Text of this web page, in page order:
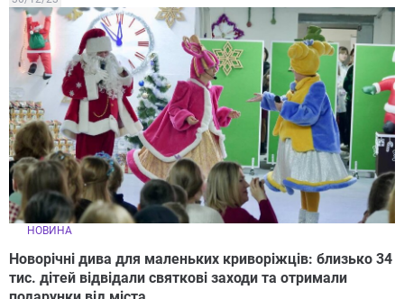
НОВИНА
Новорічні дива для маленьких криворіжців: близько 34
тис. дітей відвідали святкові заходи та отримали